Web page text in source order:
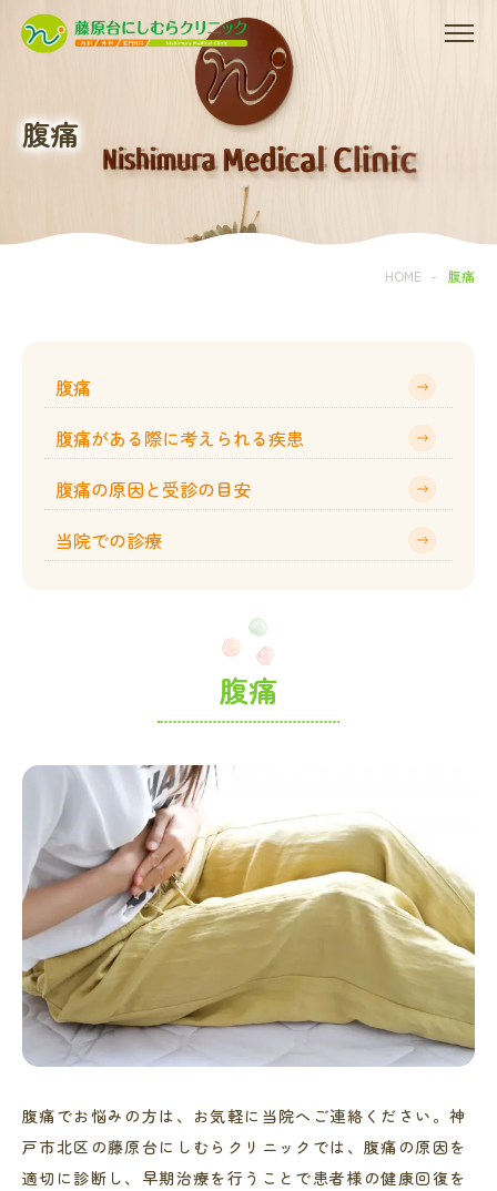
腹痛
HOME - 腹痛
腹痛
腹痛がある際に考えられる疾患
腹痛の原因と受診の目安
当院での診療
腹痛
腹痛でお悩みの方は、お気軽に当院へご連絡ください。神
戸市北区の藤原台にしむらクリニックでは、腹痛の原因を
適切に診断し、早期治療を行うことで患者様の健康回復を